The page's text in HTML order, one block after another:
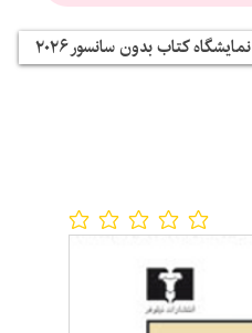
نمایشگاه کتاب بدون سانسور ۲۰۲۶
No ratings yet